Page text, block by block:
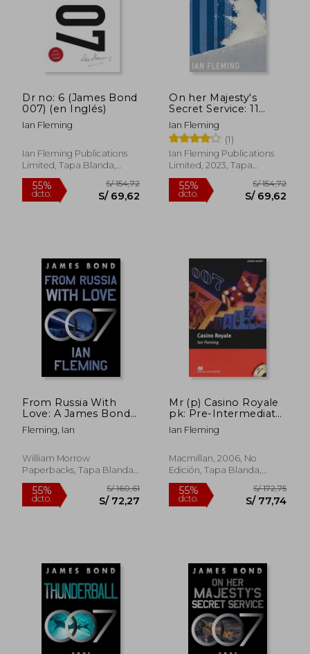
55%
dcto.
55%
dcto.
55%
Dr no: 6 (James Bond
007) (en Inglés)
Ian Fleming
Ian Fleming Publications
Limited, Tapa Blanda,
Nuevo
On her Majesty's
Secret Service: 11
(James Bond 007) (en
Inglés)
Ian Fleming
(1)
Ian Fleming Publications
Limited, 2023, Tapa
Blanda, Nuevo
From Russia With
Love: A James Bond
Novel (James Bond,
5) (en Inglés)
Fleming, Ian
William Morrow
Paperbacks, Tapa Blanda,
Nuevo
Mr (p) Casino Royale
pk: Pre-Intermediate
(Macmillan Readers
2006) (en Inglés)
Ian Fleming
Macmillan, 2006, No
Edición, Tapa Blanda,
Usado